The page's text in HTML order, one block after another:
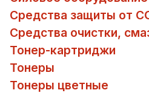
Средства защиты от
Средства очистки,
Тонер-картриджи
Тонеры
Тонеры цветные